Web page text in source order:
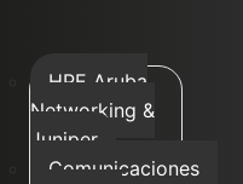
HPE Aruba
Networking &
Juniper
Comunicaciones